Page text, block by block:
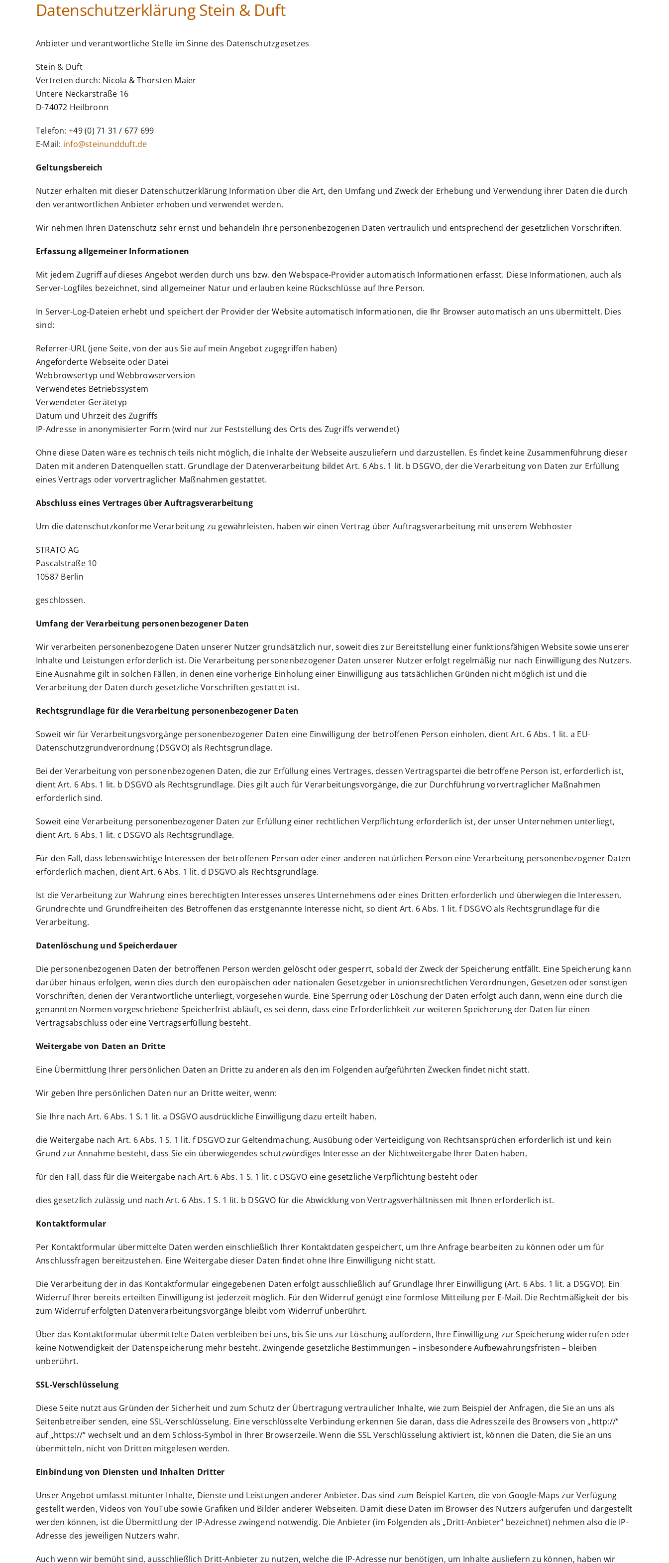
Datenschutzerklärung Stein & Duft
Anbieter und verantwortliche Stelle im Sinne des Datenschutzgesetzes
Stein & Duft
Vertreten durch: Nicola & Thorsten Maier
Untere Neckarstraße 16
D-74072 Heilbronn
Telefon: +49 (0) 71 31 / 677 699
E-Mail: info@steinundduft.de
Geltungsbereich
Nutzer erhalten mit dieser Datenschutzerklärung Information über die Art, den Umfang und Zweck der Erhebung und Verwendung ihrer Daten die durch
den verantwortlichen Anbieter erhoben und verwendet werden.
Wir nehmen Ihren Datenschutz sehr ernst und behandeln Ihre personenbezogenen Daten vertraulich und entsprechend der gesetzlichen Vorschriften.
Erfassung allgemeiner Informationen
Mit jedem Zugriff auf dieses Angebot werden durch uns bzw. den Webspace-Provider automatisch Informationen erfasst. Diese Informationen, auch als
Server-Logfiles bezeichnet, sind allgemeiner Natur und erlauben keine Rückschlüsse auf Ihre Person.
In Server-Log-Dateien erhebt und speichert der Provider der Website automatisch Informationen, die Ihr Browser automatisch an uns übermittelt. Dies
sind:
Referrer-URL (jene Seite, von der aus Sie auf mein Angebot zugegriffen haben)
Angeforderte Webseite oder Datei
Webbrowsertyp und Webbrowserversion
Verwendetes Betriebssystem
Verwendeter Gerätetyp
Datum und Uhrzeit des Zugriffs
IP-Adresse in anonymisierter Form (wird nur zur Feststellung des Orts des Zugriffs verwendet)
Ohne diese Daten wäre es technisch teils nicht möglich, die Inhalte der Webseite auszuliefern und darzustellen. Es findet keine Zusammenführung dieser
Daten mit anderen Datenquellen statt. Grundlage der Datenverarbeitung bildet Art. 6 Abs. 1 lit. b DSGVO, der die Verarbeitung von Daten zur Erfüllung
eines Vertrags oder vorvertraglicher Maßnahmen gestattet.
Abschluss eines Vertrages über Auftragsverarbeitung
Um die datenschutzkonforme Verarbeitung zu gewährleisten, haben wir einen Vertrag über Auftragsverarbeitung mit unserem Webhoster
STRATO AG
Pascalstraße 10
10587 Berlin
geschlossen.
Umfang der Verarbeitung personenbezogener Daten
Wir verarbeiten personenbezogene Daten unserer Nutzer grundsätzlich nur, soweit dies zur Bereitstellung einer funktionsfähigen Website sowie unserer
Inhalte und Leistungen erforderlich ist. Die Verarbeitung personenbezogener Daten unserer Nutzer erfolgt regelmäßig nur nach Einwilligung des Nutzers.
Eine Ausnahme gilt in solchen Fällen, in denen eine vorherige Einholung einer Einwilligung aus tatsächlichen Gründen nicht möglich ist und die
Verarbeitung der Daten durch gesetzliche Vorschriften gestattet ist.
Rechtsgrundlage für die Verarbeitung personenbezogener Daten
Soweit wir für Verarbeitungsvorgänge personenbezogener Daten eine Einwilligung der betroffenen Person einholen, dient Art. 6 Abs. 1 lit. a EU-
Datenschutzgrundverordnung (DSGVO) als Rechtsgrundlage.
Bei der Verarbeitung von personenbezogenen Daten, die zur Erfüllung eines Vertrages, dessen Vertragspartei die betroffene Person ist, erforderlich ist,
dient Art. 6 Abs. 1 lit. b DSGVO als Rechtsgrundlage. Dies gilt auch für Verarbeitungsvorgänge, die zur Durchführung vorvertraglicher Maßnahmen
erforderlich sind.
Soweit eine Verarbeitung personenbezogener Daten zur Erfüllung einer rechtlichen Verpflichtung erforderlich ist, der unser Unternehmen unterliegt,
dient Art. 6 Abs. 1 lit. c DSGVO als Rechtsgrundlage.
Für den Fall, dass lebenswichtige Interessen der betroffenen Person oder einer anderen natürlichen Person eine Verarbeitung personenbezogener Daten
erforderlich machen, dient Art. 6 Abs. 1 lit. d DSGVO als Rechtsgrundlage.
Ist die Verarbeitung zur Wahrung eines berechtigten Interesses unseres Unternehmens oder eines Dritten erforderlich und überwiegen die Interessen,
Grundrechte und Grundfreiheiten des Betroffenen das erstgenannte Interesse nicht, so dient Art. 6 Abs. 1 lit. f DSGVO als Rechtsgrundlage für die
Verarbeitung.
Datenlöschung und Speicherdauer
Die personenbezogenen Daten der betroffenen Person werden gelöscht oder gesperrt, sobald der Zweck der Speicherung entfällt. Eine Speicherung kann
darüber hinaus erfolgen, wenn dies durch den europäischen oder nationalen Gesetzgeber in unionsrechtlichen Verordnungen, Gesetzen oder sonstigen
Vorschriften, denen der Verantwortliche unterliegt, vorgesehen wurde. Eine Sperrung oder Löschung der Daten erfolgt auch dann, wenn eine durch die
genannten Normen vorgeschriebene Speicherfrist abläuft, es sei denn, dass eine Erforderlichkeit zur weiteren Speicherung der Daten für einen
Vertragsabschluss oder eine Vertragserfüllung besteht.
Weitergabe von Daten an Dritte
Eine Übermittlung Ihrer persönlichen Daten an Dritte zu anderen als den im Folgenden aufgeführten Zwecken findet nicht statt.
Wir geben Ihre persönlichen Daten nur an Dritte weiter, wenn:
Sie Ihre nach Art. 6 Abs. 1 S. 1 lit. a DSGVO ausdrückliche Einwilligung dazu erteilt haben,
die Weitergabe nach Art. 6 Abs. 1 S. 1 lit. f DSGVO zur Geltendmachung, Ausübung oder Verteidigung von Rechtsansprüchen erforderlich ist und kein
Grund zur Annahme besteht, dass Sie ein überwiegendes schutzwürdiges Interesse an der Nichtweitergabe Ihrer Daten haben,
für den Fall, dass für die Weitergabe nach Art. 6 Abs. 1 S. 1 lit. c DSGVO eine gesetzliche Verpflichtung besteht oder
dies gesetzlich zulässig und nach Art. 6 Abs. 1 S. 1 lit. b DSGVO für die Abwicklung von Vertragsverhältnissen mit Ihnen erforderlich ist.
Kontaktformular
Per Kontaktformular übermittelte Daten werden einschließlich Ihrer Kontaktdaten gespeichert, um Ihre Anfrage bearbeiten zu können oder um für
Anschlussfragen bereitzustehen. Eine Weitergabe dieser Daten findet ohne Ihre Einwilligung nicht statt.
Die Verarbeitung der in das Kontaktformular eingegebenen Daten erfolgt ausschließlich auf Grundlage Ihrer Einwilligung (Art. 6 Abs. 1 lit. a DSGVO). Ein
Widerruf Ihrer bereits erteilten Einwilligung ist jederzeit möglich. Für den Widerruf genügt eine formlose Mitteilung per E-Mail. Die Rechtmäßigkeit der bis
zum Widerruf erfolgten Datenverarbeitungsvorgänge bleibt vom Widerruf unberührt.
Über das Kontaktformular übermittelte Daten verbleiben bei uns, bis Sie uns zur Löschung auffordern, Ihre Einwilligung zur Speicherung widerrufen oder
keine Notwendigkeit der Datenspeicherung mehr besteht. Zwingende gesetzliche Bestimmungen – insbesondere Aufbewahrungsfristen – bleiben
unberührt.
SSL-Verschlüsselung
Diese Seite nutzt aus Gründen der Sicherheit und zum Schutz der Übertragung vertraulicher Inhalte, wie zum Beispiel der Anfragen, die Sie an uns als
Seitenbetreiber senden, eine SSL-Verschlüsselung. Eine verschlüsselte Verbindung erkennen Sie daran, dass die Adresszeile des Browsers von „http://“
auf „https://“ wechselt und an dem Schloss-Symbol in Ihrer Browserzeile. Wenn die SSL Verschlüsselung aktiviert ist, können die Daten, die Sie an uns
übermitteln, nicht von Dritten mitgelesen werden.
Einbindung von Diensten und Inhalten Dritter
Unser Angebot umfasst mitunter Inhalte, Dienste und Leistungen anderer Anbieter. Das sind zum Beispiel Karten, die von Google-Maps zur Verfügung
gestellt werden, Videos von YouTube sowie Grafiken und Bilder anderer Webseiten. Damit diese Daten im Browser des Nutzers aufgerufen und dargestellt
werden können, ist die Übermittlung der IP-Adresse zwingend notwendig. Die Anbieter (im Folgenden als „Dritt-Anbieter“ bezeichnet) nehmen also die IP-
Adresse des jeweiligen Nutzers wahr.
Auch wenn wir bemüht sind, ausschließlich Dritt-Anbieter zu nutzen, welche die IP-Adresse nur benötigen, um Inhalte ausliefern zu können, haben wir